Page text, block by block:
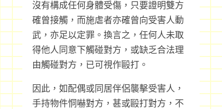
沒有構成任何身體受傷，只要證明雙方
確曾接觸，而施虐者亦確曾向受害人動
武，亦足以定罪。換言之，任何人未取
得他人同意下觸碰對方，或缺乏合法理
由觸碰對方，已可視作毆打。
因此，如配偶或同居伴侶襲擊受害人，
手持物件恫嚇對方，甚或毆打對方，不